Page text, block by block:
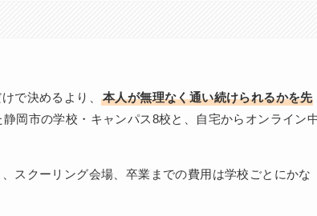
で決めるより、
本人が無理なく通い続けられるかを先
岡市の学校・キャンパス8校と、自宅からオンライン
スクーリング会場、卒業までの費用は学校ごとにかな